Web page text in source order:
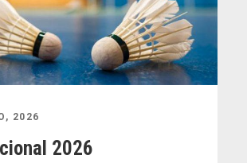
2026
2026